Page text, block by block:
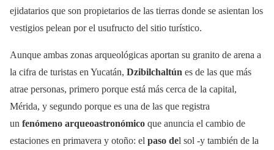
ejidatarios que son propietarios de las tierras donde se asientan los
vestigios pelean por el usufructo del sitio turístico.
Aunque ambas zonas arqueológicas aportan su granito de arena a
la cifra de turistas en Yucatán, Dzibilchaltún es de las que más
atrae personas, primero porque está más cerca de la capital,
Mérida, y segundo porque es una de las que registra
un fenómeno arqueoastronómico que anuncia el cambio de
estaciones en primavera y otoño: el paso del sol -y también de la